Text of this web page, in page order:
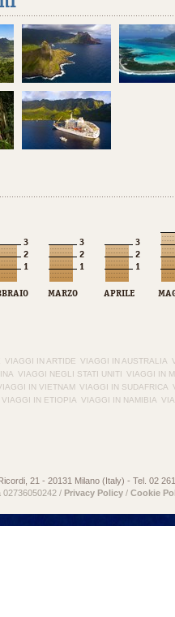
MARZO APRILE
VIAGGI IN ARTIDE VIAGGI IN AUSTRALIA
VIAGGI NEGLI STATI UNITI VIAGGI IN
IN VIETNAM VIAGGI IN SUDAFRICA
VIAGGI IN ETIOPIA VIAGGI IN NAMIBIA
21 - 20131 Milano (Italy) - Tel. 02
02736050242 / Privacy Policy / Cookie